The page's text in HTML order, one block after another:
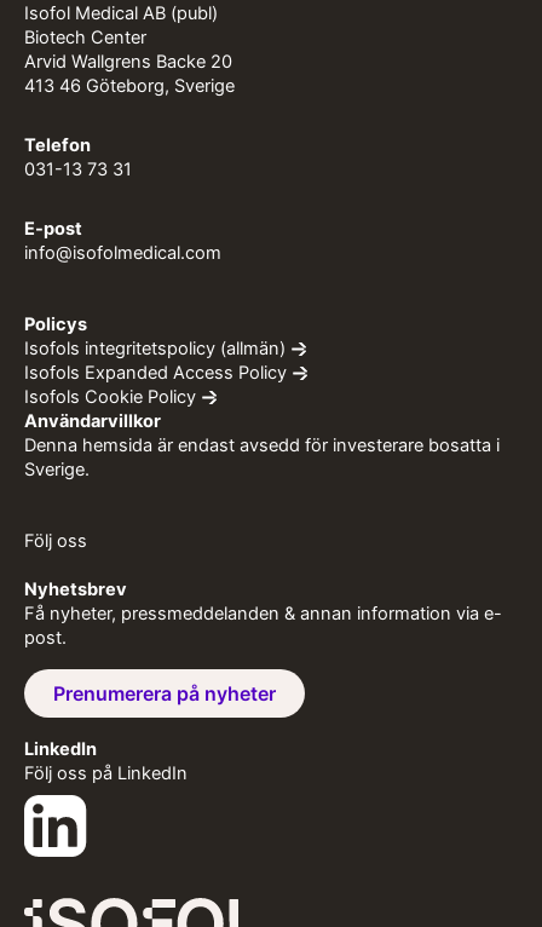
Isofol Medical AB (publ)
Biotech Center
Arvid Wallgrens Backe 20
413 46 Göteborg, Sverige
Telefon
031-13 73 31
E-post
info@isofolmedical.com
Policys
Isofols integritetspolicy (allmän)
Isofols Expanded Access Policy
Isofols Cookie Policy
Användarvillkor
Denna hemsida är endast avsedd för investerare bosatta i
Sverige.
Följ oss
Nyhetsbrev
Få nyheter, pressmeddelanden & annan information via e-
post.
Prenumerera på nyheter
LinkedIn
Följ oss på LinkedIn